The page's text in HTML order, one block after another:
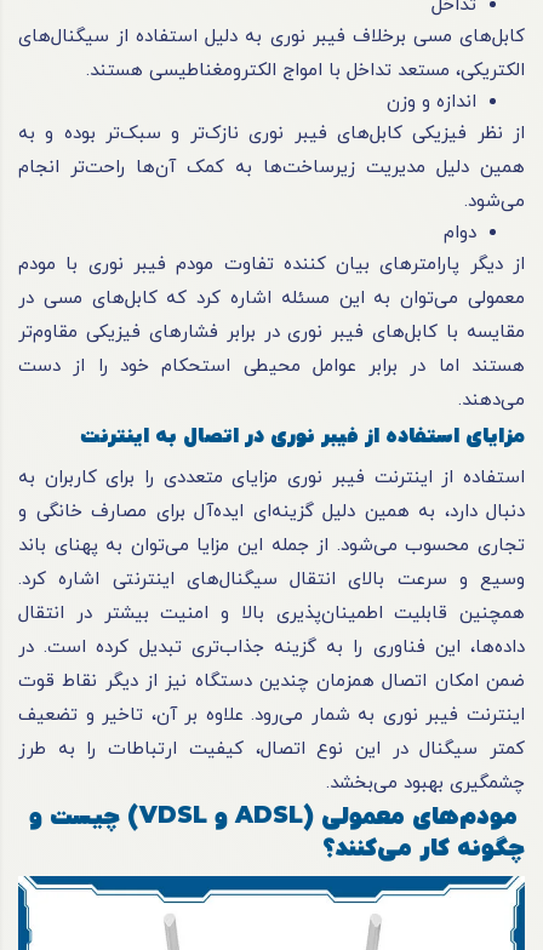
تداخل
کابل‌های مسی برخلاف فیبر نوری به دلیل استفاده از سیگنال‌های
الکتریکی، مستعد تداخل با امواج الکترومغناطیسی هستند.
اندازه و وزن
از نظر فیزیکی کابل‌های فیبر نوری نازک‌تر و سبک‌تر بوده و به
همین دلیل مدیریت زیرساخت‌ها به کمک آن‌ها راحت‌تر انجام
می‌شود.
دوام
از دیگر پارامترهای بیان کننده تفاوت مودم فیبر نوری با مودم
معمولی می‌توان به این مسئله اشاره کرد که کابل‌های مسی در
مقایسه با کابل‌های فیبر نوری در برابر فشارهای فیزیکی مقاوم‌تر
هستند اما در برابر عوامل محیطی استحکام خود را از دست
می‌دهند.
مزایای استفاده از فیبر نوری در اتصال به اینترنت
استفاده از اینترنت فیبر نوری مزایای متعددی را برای کاربران به
دنبال دارد، به همین دلیل گزینه‌ای ایده‌آل برای مصارف خانگی و
تجاری محسوب می‌شود. از جمله این مزایا می‌توان به پهنای باند
وسیع و سرعت بالای انتقال سیگنا‌ل‌های اینترنتی اشاره کرد.
همچنین قابلیت اطمینان‌پذیری بالا و امنیت بیشتر در انتقال
داده‌ها، این فناوری را به گزینه جذاب‌تری تبدیل کرده است. در
ضمن امکان اتصال همزمان چندین دستگاه نیز از دیگر نقاط قوت
اینترنت فیبر نوری به شمار می‌رود. علاوه بر آن، تاخیر و تضعیف
کمتر سیگنال در این نوع اتصال، کیفیت ارتباطات را به طرز
چشمگیری بهبود می‌بخشد.
مودم‌های معمولی (ADSL و VDSL) چیست و
چگونه کار می‌کنند؟